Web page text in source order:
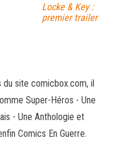
Locke & Key :
premier trailer
du site comicbox.com, il
Super-Héros - Une
- Une Anthologie et
Comics En Guerre.